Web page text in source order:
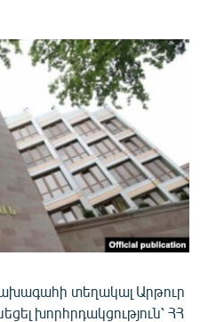
տեղակալ Արթուր
խորհրդակցություն՝ ՀՀ